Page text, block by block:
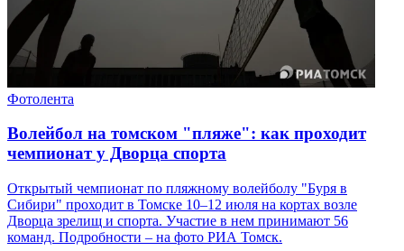
Фотолента
Волейбол на томском "пляже": как проходит
чемпионат у Дворца спорта
Открытый чемпионат по пляжному волейболу "Буря в
Сибири" проходит в Томске 10–12 июля на кортах возле
Дворца зрелищ и спорта. Участие в нем принимают 56
команд. Подробности – на фото РИА Томск.